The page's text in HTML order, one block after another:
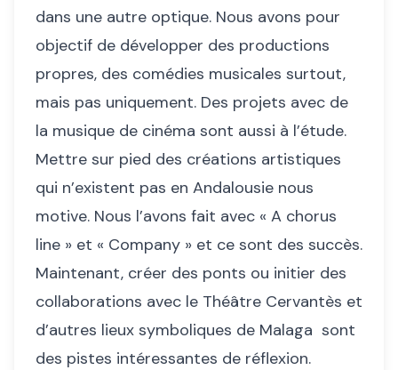
dans une autre optique. Nous avons pour
objectif de développer des productions
propres, des comédies musicales surtout,
mais pas uniquement. Des projets avec de
la musique de cinéma sont aussi à l’étude.
Mettre sur pied des créations artistiques
qui n’existent pas en Andalousie nous
motive. Nous l’avons fait avec « A chorus
line » et « Company » et ce sont des succès.
Maintenant, créer des ponts ou initier des
collaborations avec le Théâtre Cervantès et
d’autres lieux symboliques de Malaga sont
des pistes intéressantes de réflexion.